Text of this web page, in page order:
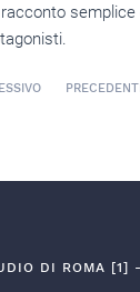
DI ROMA [1]